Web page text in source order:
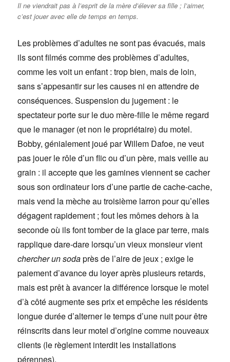
Il ne viendrait pas à l’esprit de la mère d’élever sa fille ; l’aimer,
c’est jouer avec elle de temps en temps.
Les problèmes d’adultes ne sont pas évacués, mais
ils sont filmés comme des problèmes d’adultes,
comme les voit un enfant : trop bien, mais de loin,
sans s’appesantir sur les causes ni en attendre de
conséquences. Suspension du jugement : le
spectateur porte sur le duo mère-fille le même regard
que le manager (et non le propriétaire) du motel.
Bobby, génialement joué par Willem Dafoe, ne veut
pas jouer le rôle d’un flic ou d’un père, mais veille au
grain : il accepte que les gamines viennent se cacher
sous son ordinateur lors d’une partie de cache-cache,
mais vend la mèche au troisième larron pour qu’elles
dégagent rapidement ; fout les mômes dehors à la
seconde où ils font tomber de la glace par terre, mais
rapplique dare-dare lorsqu’un vieux monsieur vient
chercher un sodaprès de l’aire de jeux ; exige le
paiement d’avance du loyer après plusieurs retards,
mais est prêt à avancer la différence lorsque le motel
d’à côté augmente ses prix et empêche les résidents
longue durée d’alterner le temps d’une nuit pour être
réinscrits dans leur motel d’origine comme nouveaux
clients (le règlement interdit les installations
pérennes).